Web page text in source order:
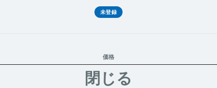
未登録
価格
閉じる